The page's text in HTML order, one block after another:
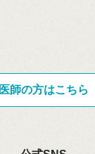
医師の方はこちら